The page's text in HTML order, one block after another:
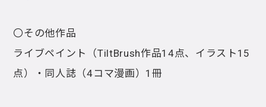
〇その他作品
ライブペイント（TiltBrush作品14点、イラスト15
点）・同人誌（4コマ漫画）1冊